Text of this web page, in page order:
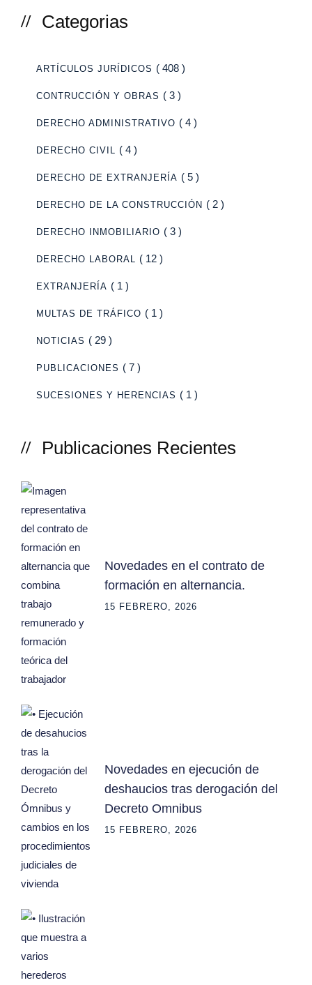
Categorias
ARTÍCULOS JURÍDICOS ( 408 )
CONTRUCCIÓN Y OBRAS ( 3 )
DERECHO ADMINISTRATIVO ( 4 )
DERECHO CIVIL ( 4 )
DERECHO DE EXTRANJERÍA ( 5 )
DERECHO DE LA CONSTRUCCIÓN ( 2 )
DERECHO INMOBILIARIO ( 3 )
DERECHO LABORAL ( 12 )
EXTRANJERÍA ( 1 )
MULTAS DE TRÁFICO ( 1 )
NOTICIAS ( 29 )
PUBLICACIONES ( 7 )
SUCESIONES Y HERENCIAS ( 1 )
Publicaciones Recientes
Novedades en el contrato de
formación en alternancia.
15 FEBRERO, 2026
Novedades en ejecución de
deshaucios tras derogación del
Decreto Omnibus
15 FEBRERO, 2026